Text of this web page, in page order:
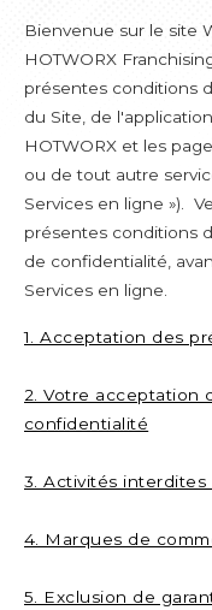
Bienvenue sur le site
HOTWORX
présentes conditions
du Site, de
HOTWORX et les
ou de tout autre
Services en ligne »).
présentes conditions
de confidentialité,
Services en ligne.
1. Acceptation des
2. Votre acceptation
confidentialité
3. Activités
4. Marques de
5. Exclusion de